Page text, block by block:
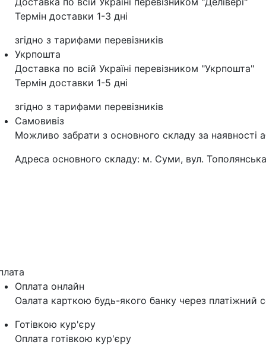
Термін доставки 1-3 дні
згідно з тарифами перевізників
Укрпошта
Доставка по всій Україні перевізником "Укрпошта"
Термін доставки 1-5 дні
згідно з тарифами перевізників
Самовивіз
Можливо забрати з основного складу за наявності
Адреса основного складу: м. Суми, вул.
Оплата онлайн
Оалата карткою будь-якого банку через платіжний
Готівкою кур'єру
Оплата готівкою кур'єру